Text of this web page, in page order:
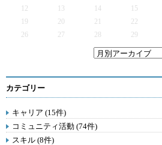
12
13 14 15
19
20 21 22
26
27 28 29
カテゴリー
キャリア (15件)
コミュニティ活動 (74件)
スキル (8件)